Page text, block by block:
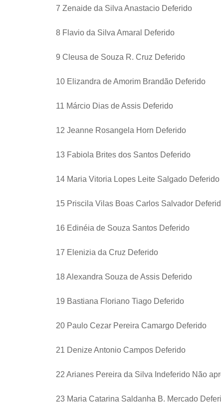
7 Zenaide da Silva Anastacio Deferido
8 Flavio da Silva Amaral Deferido
9 Cleusa de Souza R. Cruz Deferido
10 Elizandra de Amorim Brandão Deferido
11 Márcio Dias de Assis Deferido
12 Jeanne Rosangela Horn Deferido
13 Fabiola Brites dos Santos Deferido
14 Maria Vitoria Lopes Leite Salgado Deferido
15 Priscila Vilas Boas Carlos Salvador
16 Edinéia de Souza Santos Deferido
17 Elenizia da Cruz Deferido
18 Alexandra Souza de Assis Deferido
19 Bastiana Floriano Tiago Deferido
20 Paulo Cezar Pereira Camargo Deferido
21 Denize Antonio Campos Deferido
22 Arianes Pereira da Silva Indeferido Não
23 Maria Catarina Saldanha B. Mercado